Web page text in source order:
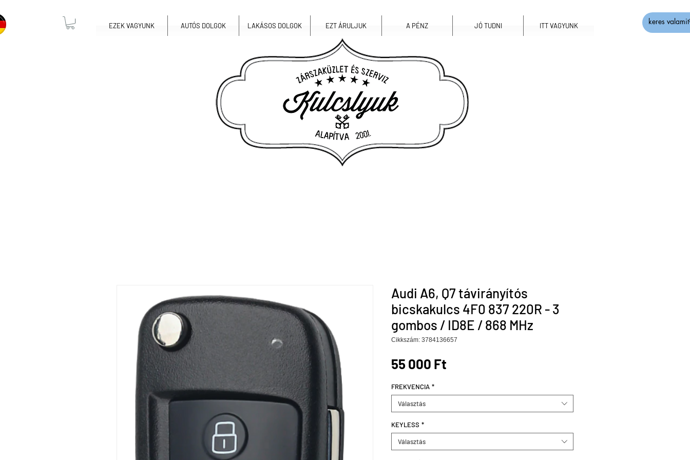
EZEK VAGYUNK AUTÓS DOLGOK LAKÁSOS DOLGOK EZT ÁRULJUK A PÉNZ JÓ TUDNI ITT VAGYUNK
Audi A6, Q7 távirányítós
bicskakulcs 4F0 837 220R - 3
gombos / ID8E / 868 MHz
Cikkszám: 3784136657
55 000 Ft
FREKVENCIA *
Választás
KEYLESS *
Választás